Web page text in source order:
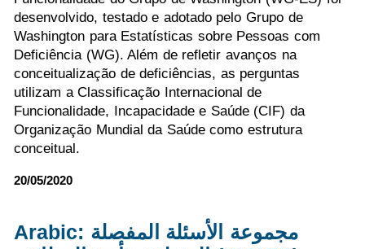
desenvolvido, testado e adotado pelo Grupo de
Washington para Estatísticas sobre Pessoas com
Deficiência (WG). Além de refletir avanços na
conceitualização de deficiências, as perguntas
utilizam a Classificação Internacional de
Funcionalidade, Incapacidade e Saúde (CIF) da
Organização Mundial da Saúde como estrutura
conceitual.
20/05/2020
Arabic: مجموعة الأسئلة المفصلة